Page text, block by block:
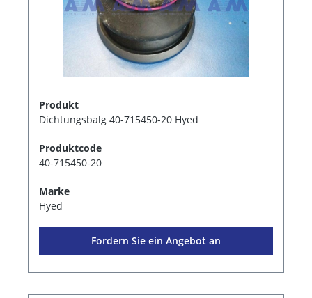
Produkt
Dichtungsbalg 40-715450-20 Hyed
Produktcode
40-715450-20
Marke
Hyed
Fordern Sie ein Angebot an